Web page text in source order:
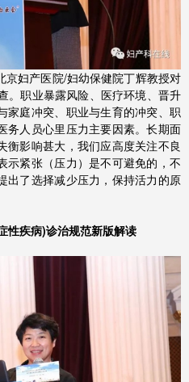
妇产医院/妇幼保健院丁辉教授对
。职业暴露风险、医疗环境、晋升
家庭冲突、职业与生育的冲突、职
务人员心里压力主要因素。长期面
衡影响甚大，我们应高度关注不良
示紧张（压力）是不可避免的，不
出了选择减少压力，保持活力的原
性疾病)诊治规范新版解读